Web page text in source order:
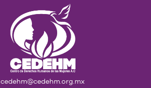
cedehm@cedehm.org.mx